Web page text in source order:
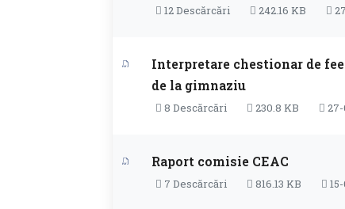
12 Descărcări 242.16 KB
Interpretare chestionar de
de la gimnaziu
8 Descărcări 230.8 KB
Raport comisie CEAC
7 Descărcări 816.13 KB